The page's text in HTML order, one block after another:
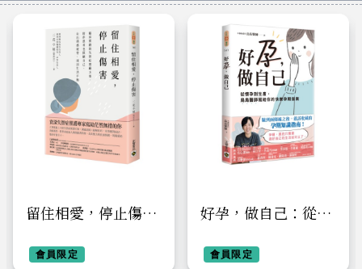
留住相愛，停止傷
症照顧方案，陪伴患
會員限定
好孕，做自己：從懷
寫給你的快樂孕期指
會員限定